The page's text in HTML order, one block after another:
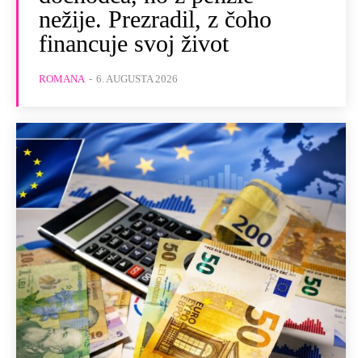
nežije. Prezradil, z čoho
financuje svoj život
ROMANA - 6. AUGUSTA 2026